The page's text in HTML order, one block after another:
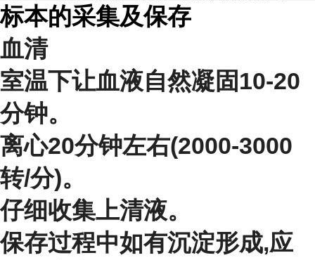
标本的采集及保存
血清
室温下让血液自然凝固10-20
分钟。
离心20分钟左右(2000-3000
转/分)。
仔细收集上清液。
保存过程中如有沉淀形成,应